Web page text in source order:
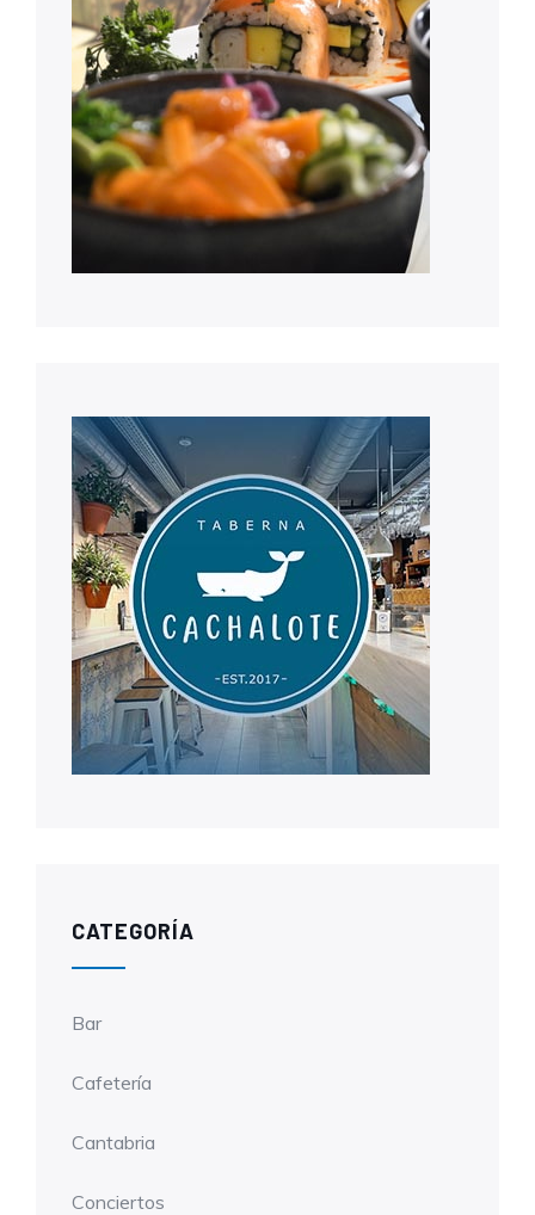
CATEGORÍA
Bar
Cafetería
Cantabria
Conciertos